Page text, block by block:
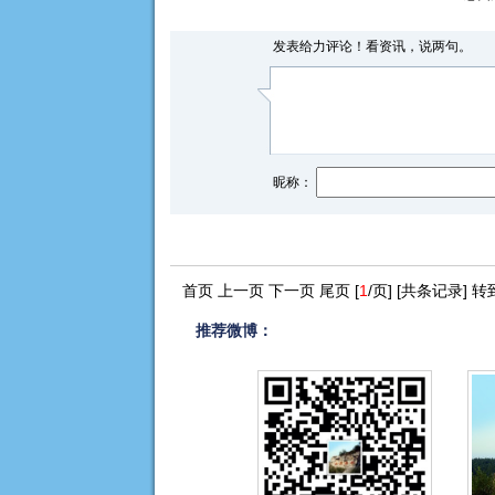
发表给力评论！看资讯，说两句。
昵称：
首页 上一页 下一页 尾页 [1/页] [共条记录] 转
推荐微博：